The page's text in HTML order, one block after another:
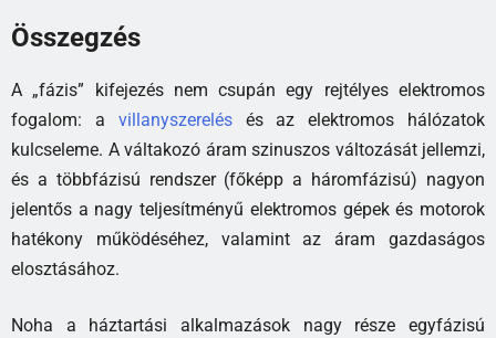
Összegzés
A „fázis” kifejezés nem csupán egy rejtélyes elektromos
fogalom: a villanyszerelésés az elektromos hálózatok
kulcseleme. A váltakozó áram szinuszos változását jellemzi,
és a többfázisú rendszer (főképp a háromfázisú) nagyon
jelentős a nagy teljesítményű elektromos gépek és motorok
hatékony működéséhez, valamint az áram gazdaságos
elosztásához.
Noha a háztartási alkalmazások nagy része egyfázisú